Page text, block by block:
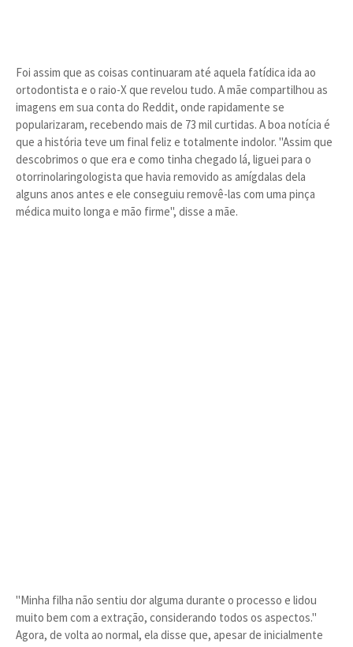
Foi assim que as coisas continuaram até aquela fatídica ida ao
ortodontista e o raio-X que revelou tudo. A mãe compartilhou as
imagens em sua conta do Reddit, onde rapidamente se
popularizaram, recebendo mais de 73 mil curtidas. A boa notícia é
que a história teve um final feliz e totalmente indolor. "Assim que
descobrimos o que era e como tinha chegado lá, liguei para o
otorrinolaringologista que havia removido as amígdalas dela
alguns anos antes e ele conseguiu removê-las com uma pinça
médica muito longa e mão firme", disse a mãe.
"Minha filha não sentiu dor alguma durante o processo e lidou
muito bem com a extração, considerando todos os aspectos."
Agora, de volta ao normal, ela disse que, apesar de inicialmente